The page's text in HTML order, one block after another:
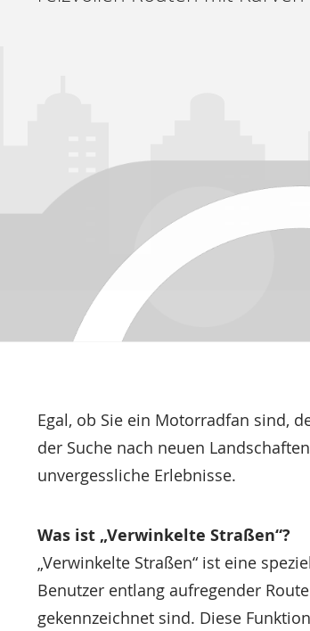
Egal, ob Sie ein Motorradfan sind,
der Suche nach neuen
unvergessliche Erlebnisse.
Was ist „Verwinkelte Straßen“?
„Verwinkelte Straßen“ ist eine
Benutzer entlang aufregender
gekennzeichnet sind. Diese